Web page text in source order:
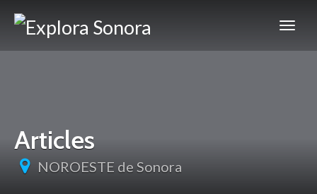
Articles
NOROESTE de Sonora